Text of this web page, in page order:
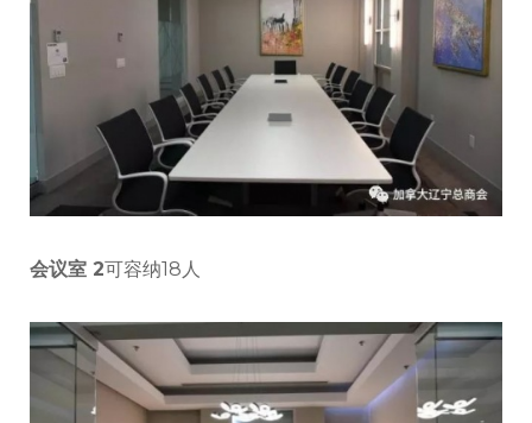
会议室 2可容纳18人